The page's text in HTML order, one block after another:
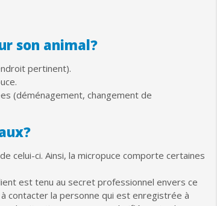
son animal?
pertinent).
(déménagement, changement de
celui-ci. Ainsi, la micropuce comporte certaines
est tenu au secret professionnel envers ce
contacter la personne qui est enregistrée à